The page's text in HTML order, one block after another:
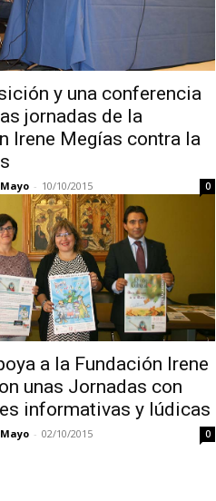
y una conferencia
jornadas de la
Irene Megías contra la
- 10/10/2015 0
a la Fundación Irene
unas Jornadas con
informativas y lúdicas
- 02/10/2015 0